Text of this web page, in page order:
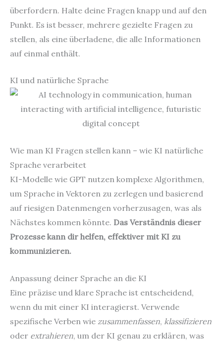
überfordern. Halte deine Fragen knapp und auf den
Punkt. Es ist besser, mehrere gezielte Fragen zu
stellen, als eine überladene, die alle Informationen
auf einmal enthält.
KI und natürliche Sprache
Wie man KI Fragen stellen kann – wie KI natürliche
Sprache verarbeitet
KI-Modelle wie GPT nutzen komplexe Algorithmen,
um Sprache in Vektoren zu zerlegen und basierend
auf riesigen Datenmengen vorherzusagen, was als
Nächstes kommen könnte. Das Verständnis dieser
Prozesse kann dir helfen, effektiver mit KI zu
kommunizieren.
Anpassung deiner Sprache an die KI
Eine präzise und klare Sprache ist entscheidend,
wenn du mit einer KI interagierst. Verwende
spezifische Verben wie zusammenfassen, klassifizieren
oder extrahieren, um der KI genau zu erklären, was